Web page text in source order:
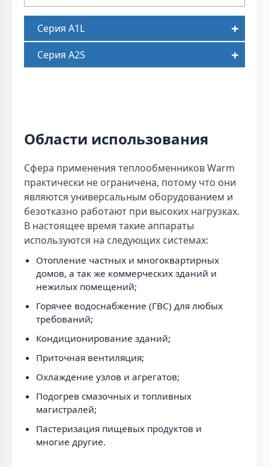
Серия A1L
Серия A2S
Области использования
Сфера применения теплообменников Warm
практически не ограничена, потому что они
являются универсальным оборудованием и
безотказно работают при высоких нагрузках.
В настоящее время такие аппараты
используются на следующих системах:
Отопление частных и многоквартирных
домов, а так же коммерческих зданий и
нежилых помещений;
Горячее водоснабжение (ГВС) для любых
требований;
Кондиционирование зданий;
Приточная вентиляция;
Охлаждение узлов и агрегатов;
Подогрев смазочных и топливных
магистралей;
Пастеризация пищевых продуктов и
многие другие.